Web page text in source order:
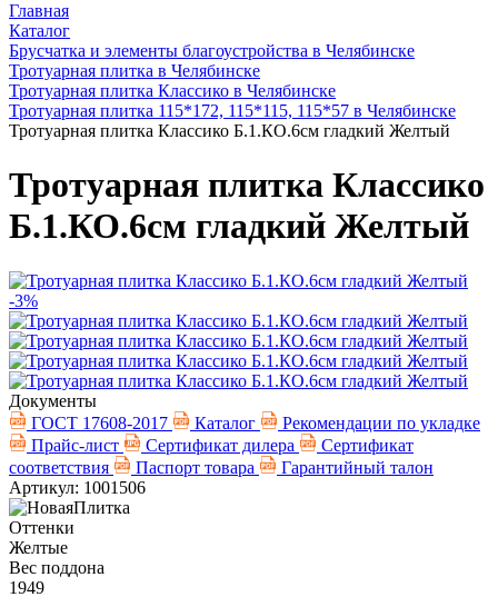
Главная
Каталог
Брусчатка и элементы благоустройства в Челябинске
Тротуарная плитка в Челябинске
Тротуарная плитка Классико в Челябинске
Тротуарная плитка 115*172, 115*115, 115*57 в Челябинске
Тротуарная плитка Классико Б.1.КО.6см гладкий Желтый
Тротуарная плитка Классико
Б.1.КО.6см гладкий Желтый
-3%
Документы
ГОСТ 17608-2017
Каталог
Рекомендации по укладке
Прайс-лист
Сертификат дилера
Сертификат
соответствия
Паспорт товара
Гарантийный талон
Артикул: 1001506
Оттенки
Желтые
Вес поддона
1949